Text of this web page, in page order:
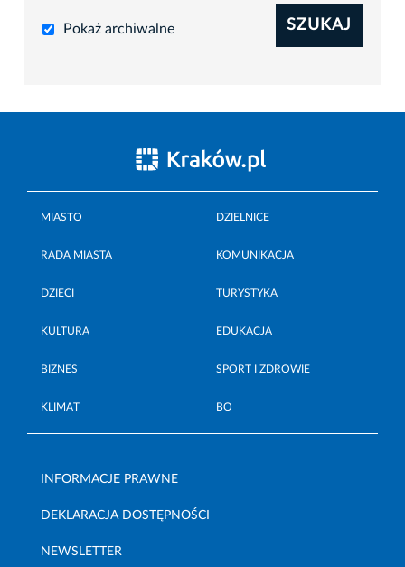
Pokaż archiwalne SZUKAJ
MIASTO DZIELNICE
RADA MIASTA KOMUNIKACJA
DZIECI TURYSTYKA
KULTURA EDUKACJA
BIZNES SPORT I ZDROWIE
KLIMAT BO
INFORMACJE PRAWNE
DEKLARACJA DOSTĘPNOŚCI
NEWSLETTER